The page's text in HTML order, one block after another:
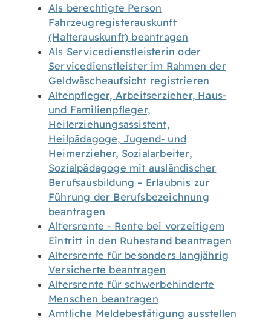
Als berechtigte Person
Fahrzeugregisterauskunft
(Halterauskunft) beantragen
Als Servicedienstleisterin oder
Servicedienstleister im Rahmen der
Geldwäscheaufsicht registrieren
Altenpfleger, Arbeitserzieher, Haus-
und Familienpfleger,
Heilerziehungsassistent,
Heilpädagoge, Jugend- und
Heimerzieher, Sozialarbeiter,
Sozialpädagoge mit ausländischer
Berufsausbildung – Erlaubnis zur
Führung der Berufsbezeichnung
beantragen
Altersrente - Rente bei vorzeitigem
Eintritt in den Ruhestand beantragen
Altersrente für besonders langjährig
Versicherte beantragen
Altersrente für schwerbehinderte
Menschen beantragen
Amtliche Meldebestätigung ausstellen